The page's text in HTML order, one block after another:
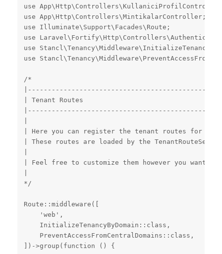
use
use App\Http\Controllers\MintikalarController;
use Illuminate\Support\Facades\Route;
use
use
use
/*
| Tenant Routes
| Here you can register the tenant routes for
| These routes are loaded by the
| Feel free to customize them however you want.
*/
Route::middleware([
    'web',
    InitializeTenancyByDomain::class,
    PreventAccessFromCentralDomains::class,
])->group(function () {